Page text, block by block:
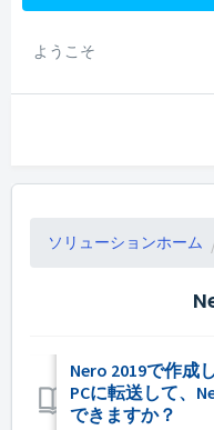
ようこそ
ソリューションホーム
Nero 2019で作成
PCに転送して、
できますか？